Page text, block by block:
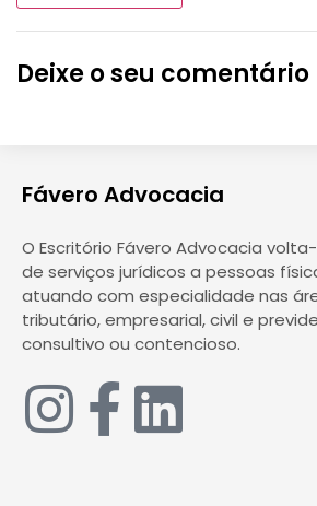
Deixe o seu comentário
Fávero Advocacia
O Escritório Fávero Advocacia
de serviços jurídicos a pessoas
atuando com especialidade nas
tributário, empresarial, civil e
consultivo ou contencioso.